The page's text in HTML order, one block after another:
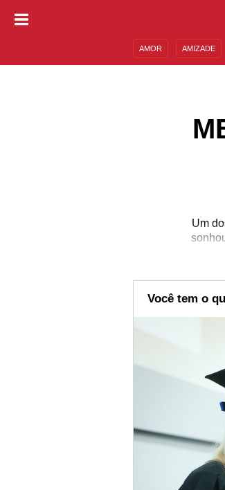
AMOR AMIZADE
Um
Você tem o